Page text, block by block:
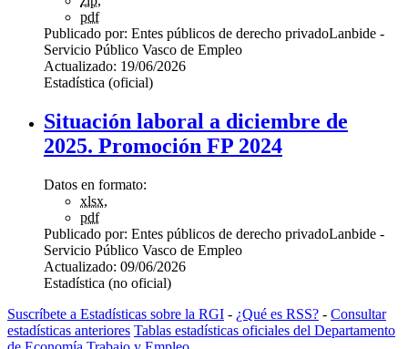
pdf
Publicado por: Entes públicos de derecho privadoLanbide -
Servicio Público Vasco de Empleo
Actualizado: 19/06/2026
Estadística (oficial)
Situación laboral a diciembre de
2025. Promoción FP 2024
Datos en formato:
xlsx,
pdf
Publicado por: Entes públicos de derecho privadoLanbide -
Servicio Público Vasco de Empleo
Actualizado: 09/06/2026
Estadística (no oficial)
Suscríbete a Estadísticas sobre la RGI - ¿Qué es RSS? - Consultar
estadísticas anteriores Tablas estadísticas oficiales del Departamento